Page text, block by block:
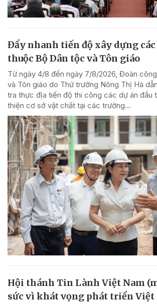
Đẩy nhanh tiến độ xây dựng
thuộc Bộ Dân tộc và Tôn giáo
Từ ngày 4/8 đến ngày 7/8/2026, Đoàn
và Tôn giáo do Thứ trưởng Nông Thị Hà
tra thực địa tiến độ thi công các dự án đầu
thiện cơ sở vật chất tại các trường...
Hội thánh Tin Lành Việt Nam
sức vì khát vọng phát triển Việt